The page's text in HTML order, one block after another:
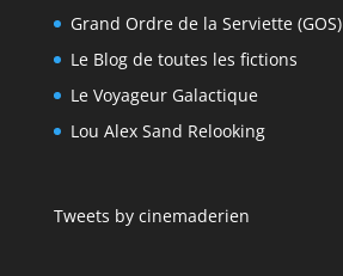
Grand Ordre de la Serviette (GOS)
Le Blog de toutes les fictions
Le Voyageur Galactique
Lou Alex Sand Relooking
Tweets by cinemaderien